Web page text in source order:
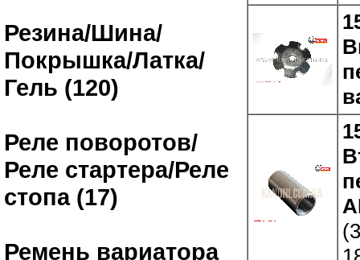
Резина/Шина/
Покрышка/Латка/
Гель (120)
Реле поворотов/
Реле стартера/Реле
стопа (17)
Ремень вариатора